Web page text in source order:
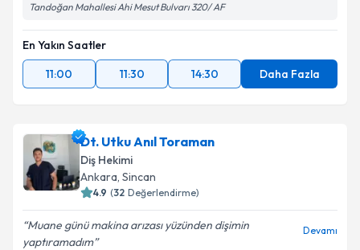
Tandoğan Mahallesi Ahi Mesut Bulvarı 320/ AF
En Yakın Saatler
11:00
11:30 14:30 Daha Fazla
Dt. Utku Anıl Toraman
Diş Hekimi
Ankara, Sincan
4.9 (32 Değerlendirme)
Muane günü makina arızası yüzünden dişimin
yaptıramadım
Devamı